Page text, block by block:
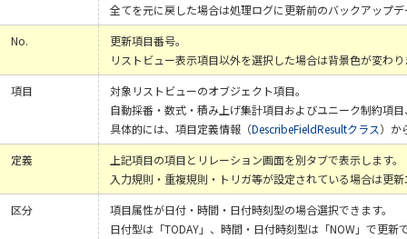
全てを元に戻した場合は処理ログに更新前のバックアップ
No.
更新項目番号。
リストビュー表示項目以外を選択した場合は背景色が変わり
項目
対象リストビューのオブジェクト項目。
自動採番・数式・積み上げ集計項目およびユニーク制約項
具体的には、項目定義情報（DescribeFieldResultクラス）か
定義
上記項目の項目とリレーション画面を別タブで表示します。
入力規則・重複規則・トリガ等が設定されている場合は更
区分
項目属性が日付・時間・日付時刻型の場合選択できます。
日付型は「TODAY」、時間・日付時刻型は「NOW」で更新